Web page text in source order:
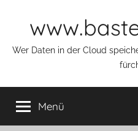
Wer Daten in der Cloud
Menü